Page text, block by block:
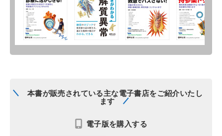
本書が販売されている主な電子書店をご紹介いたし
ます
電子版を購入する